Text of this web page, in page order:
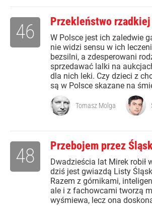
Przekleństwo
W Polsce jest ich zaledwie
nie widzi sensu w ich
bezsilni, a zdesperowani
sprzedawać lalki na
dla nich leki. Czy dzieci z
są w Polsce skazane na
46
Tomasz Molga
Przebojem przez
Dwadzieścia lat Mirek robił
dziś jest gwiazdą Listy
Razem z górnikami,
ale i z fachowcami tworzą
wyśmiewa, lecz ona
48